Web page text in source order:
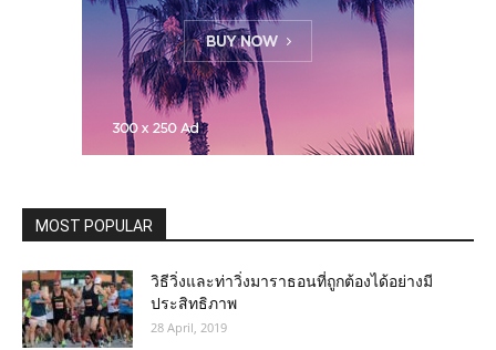
MOST POPULAR
วิธีวิ่งและท่าวิ่งมาราธอนที่ถูกต้องได้อย่างมี
ประสิทธิภาพ
28 April, 2019